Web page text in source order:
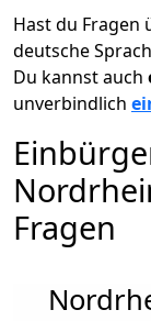
Hast du Fragen
deutsche
Du kannst auch
unverbindlich
Fragen